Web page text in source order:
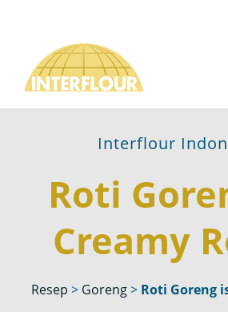
Interflour
Roti
Creamy
Resep > Goreng>Roti Goreng